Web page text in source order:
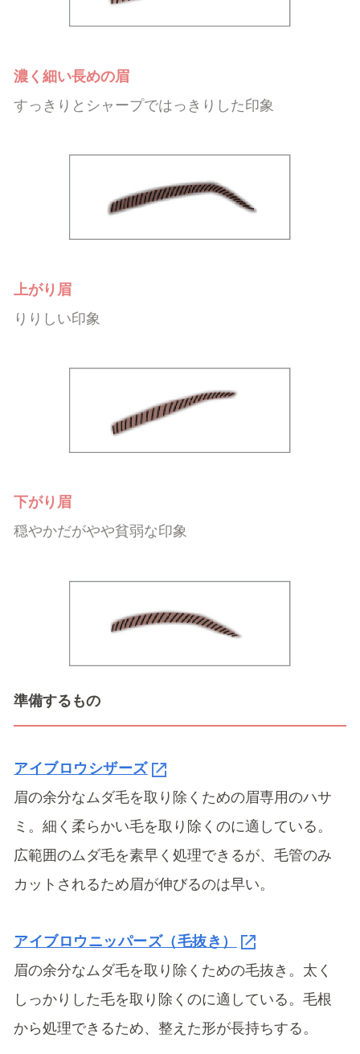
濃く細い長めの眉
すっきりとシャープではっきりした印象
上がり眉
りりしい印象
下がり眉
穏やかだがやや貧弱な印象
準備するもの
アイブロウシザーズ
眉の余分なムダ毛を取り除くための眉専用のハサ
ミ。細く柔らかい毛を取り除くのに適している。
広範囲のムダ毛を素早く処理できるが、毛管のみ
カットされるため眉が伸びるのは早い。
アイブロウニッパーズ（毛抜き）
眉の余分なムダ毛を取り除くための毛抜き。太く
しっかりした毛を取り除くのに適している。毛根
から処理できるため、整えた形が長持ちする。